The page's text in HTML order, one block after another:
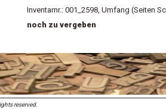
Inventarnr.: 001_2598, Umfang (Seiten
noch zu vergeben
reserved.